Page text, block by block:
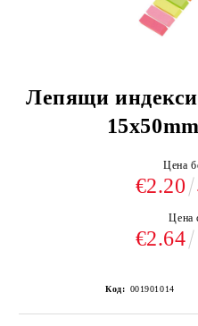
Лепящи
Цена
€2.20
Цена
€2.64
Код: 001901014